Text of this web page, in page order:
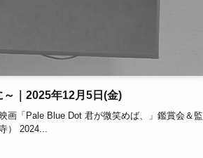
｜2025年12月5日(金)
画「Pale Blue Dot 君が微笑めば、」鑑賞会＆監
） 2024...